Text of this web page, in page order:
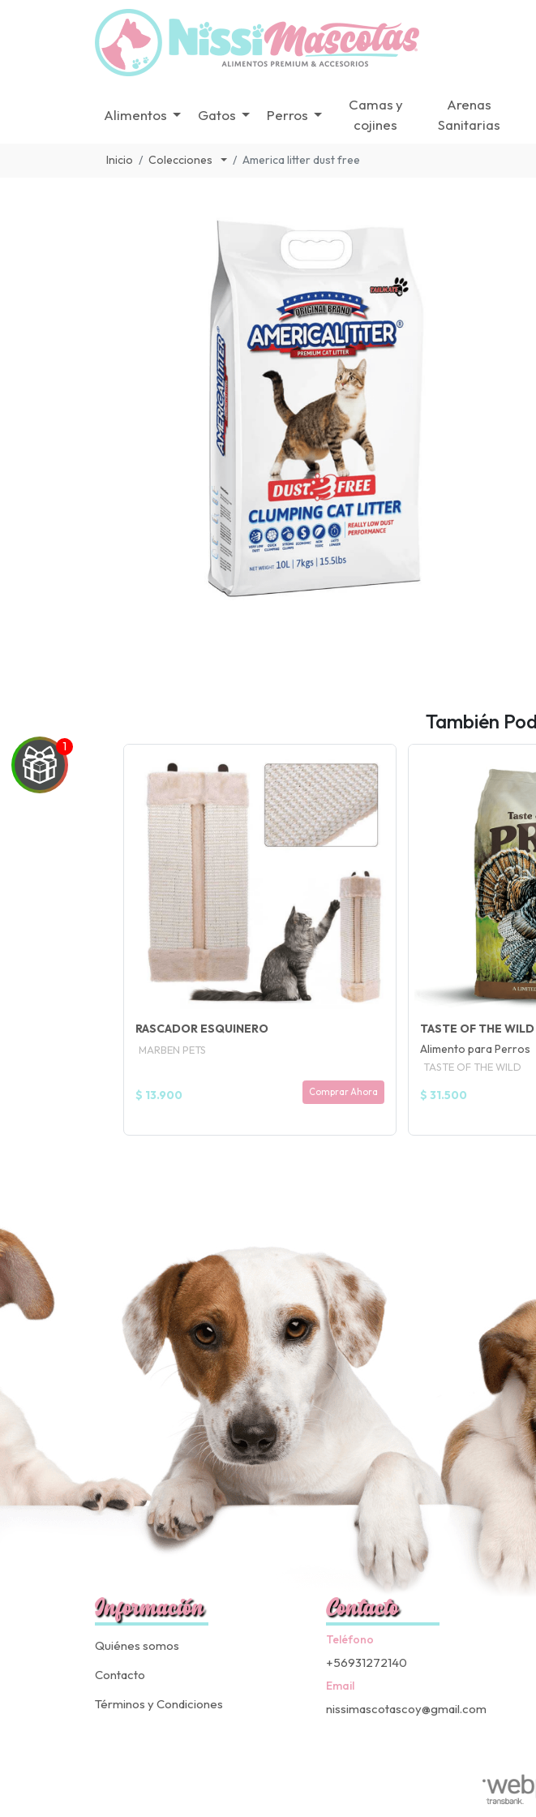
Alimentos Gatos Perros
Camas y
cojines
Arenas
Sanitarias
Inicio Colecciones America litter dust free
También
RASCADOR ESQUINERO
MARBEN PETS
$ 13.900 Comprar Ahora
TASTE OF THE
Alimento para Perros
TASTE OF THE WILD
$ 31.500
Información
Quiénes somos
Contacto
Términos y Condiciones
Contacto
Teléfono
+56931272140
Email
nissimascotascoy@gmail.com